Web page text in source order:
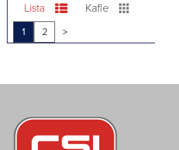
Lista Kafle
1 2 >